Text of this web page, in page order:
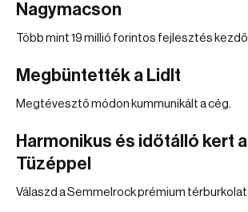
Nagymacson
Több mint 19 millió forintos fejlesztés
Megbüntették a Lidlt
Megtévesztő módon kummunikált a cég.
Harmonikus és időtálló kert
Tüzéppel
Válaszd a Semmelrock prémium